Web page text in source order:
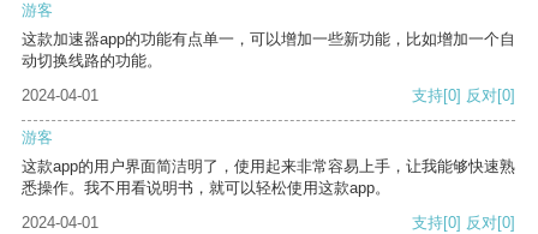
游客
这款加速器app的功能有点单一，可以增加一些新功能，比如增加一个自
动切换线路的功能。
2024-04-01
支持[0] 反对[0]
游客
这款app的用户界面简洁明了，使用起来非常容易上手，让我能够快速熟
悉操作。我不用看说明书，就可以轻松使用这款app。
2024-04-01
支持[0] 反对[0]